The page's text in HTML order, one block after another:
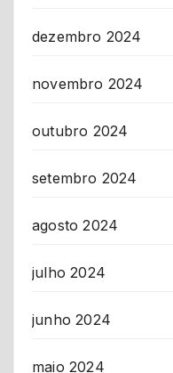
dezembro 2024
novembro 2024
outubro 2024
setembro 2024
agosto 2024
julho 2024
junho 2024
maio 2024